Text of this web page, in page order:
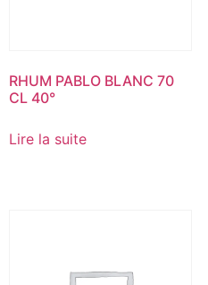
RHUM PABLO BLANC 70
CL 40°
Lire la suite